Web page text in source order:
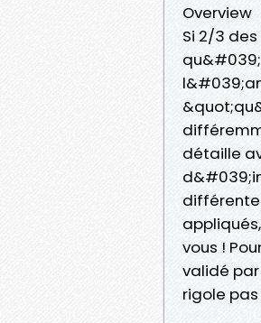
Overview
Si 2/3
détaille
différente
vous !
validé
rigole